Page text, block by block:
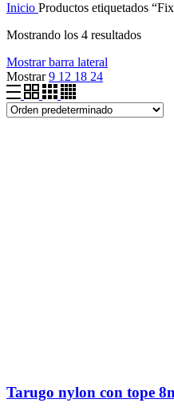
Inicio Productos etiquetados
Mostrando los 4 resultados
Mostrar barra lateral
Mostrar9 12 18 24
Tarugo nylon con tope